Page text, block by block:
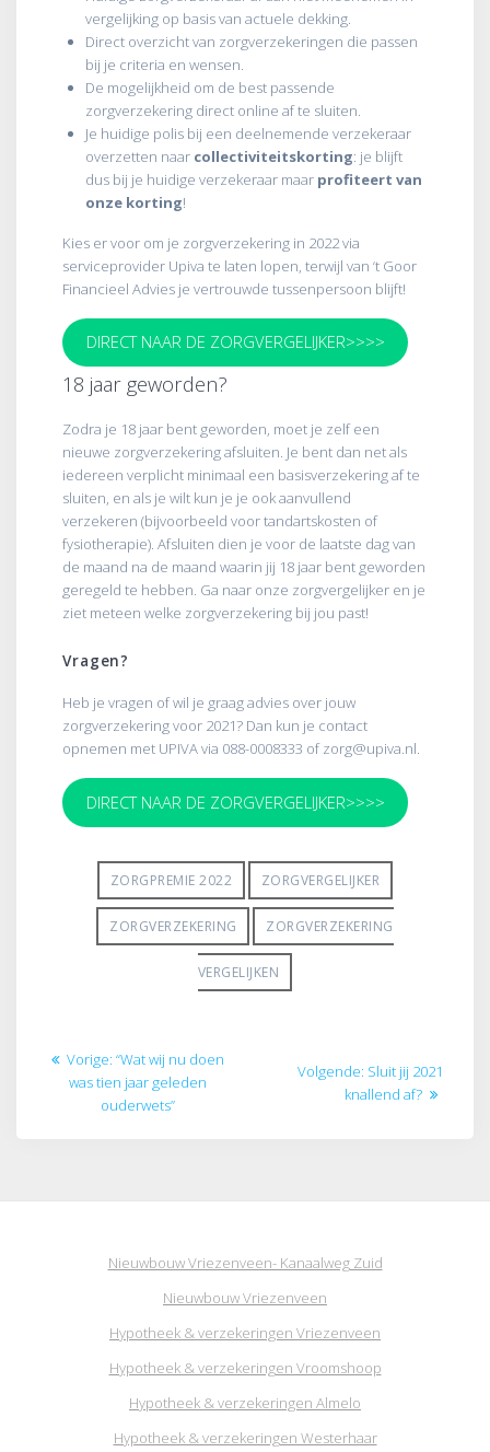
vergelijking op basis van actuele dekking.
Direct overzicht van zorgverzekeringen die passen
bij je criteria en wensen.
De mogelijkheid om de best passende
zorgverzekering direct online af te sluiten.
Je huidige polis bij een deelnemende verzekeraar
overzetten naar collectiviteitskorting: je blijft
dus bij je huidige verzekeraar maar profiteert van
onze korting!
Kies er voor om je zorgverzekering in 2022 via
serviceprovider Upiva te laten lopen, terwijl van ‘t Goor
Financieel Advies je vertrouwde tussenpersoon blijft!
DIRECT NAAR DE ZORGVERGELIJKER>>>>
18 jaar geworden?
Zodra je 18 jaar bent geworden, moet je zelf een
nieuwe zorgverzekering afsluiten. Je bent dan net als
iedereen verplicht minimaal een basisverzekering af te
sluiten, en als je wilt kun je je ook aanvullend
verzekeren (bijvoorbeeld voor tandartskosten of
fysiotherapie). Afsluiten dien je voor de laatste dag van
de maand na de maand waarin jij 18 jaar bent geworden
geregeld te hebben. Ga naar onze zorgvergelijker en je
ziet meteen welke zorgverzekering bij jou past!
Vragen?
Heb je vragen of wil je graag advies over jouw
zorgverzekering voor 2021? Dan kun je contact
opnemen met UPIVA via 088-0008333 of zorg@upiva.nl.
DIRECT NAAR DE ZORGVERGELIJKER>>>>
ZORGPREMIE 2022 ZORGVERGELIJKER
ZORGVERZEKERING ZORGVERZEKERING
VERGELIJKEN
Bericht
navigatie
Vorige: Vorig
bericht:
“Wat wij nu doen
was tien jaar geleden
ouderwets”
Volgende: Volgend
bericht:
Sluit jij 2021
knallend af?
Nieuwbouw Vriezenveen- Kanaalweg Zuid
Nieuwbouw Vriezenveen
Hypotheek & verzekeringen Vriezenveen
Hypotheek & verzekeringen Vroomshoop
Hypotheek & verzekeringen Almelo
Hypotheek & verzekeringen Westerhaar